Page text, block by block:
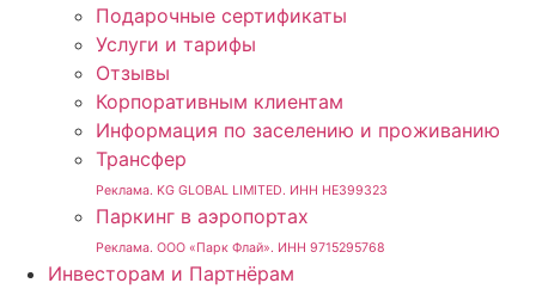
Подарочные сертификаты
Услуги и тарифы
Отзывы
Корпоративным клиентам
Информация по заселению и проживанию
Трансфер
Реклама. KG GLOBAL LIMITED. ИНН HE399323
Паркинг в аэропортах
Реклама. ООО «Парк Флай». ИНН 9715295768
Инвесторам и Партнёрам